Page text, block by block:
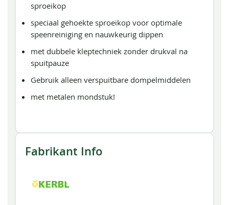
sproeikop
speciaal gehoekte sproeikop voor optimale
speenreiniging en nauwkeurig dippen
met dubbele kleptechniek zonder drukval na
spuitpauze
Gebruik alleen verspuitbare dompelmiddelen
met metalen mondstuk!
Fabrikant Info